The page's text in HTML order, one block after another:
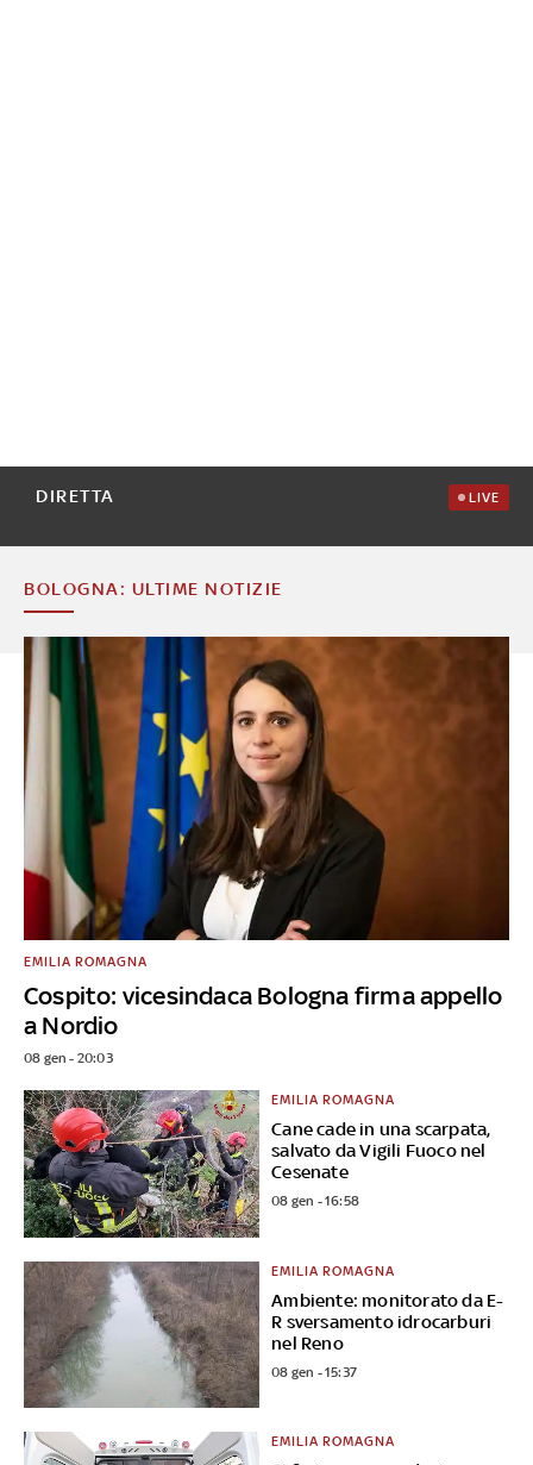
DIRETTA LIVE
BOLOGNA: ULTIME NOTIZIE
Cospito: vicesindaca Bologna firma appello
a Nordio
EMILIA ROMAGNA
08 gen - 20:03
Cane cade in una scarpata,
salvato da Vigili Fuoco nel
Cesenate
EMILIA ROMAGNA
08 gen - 16:58
Ambiente: monitorato da E-
R sversamento idrocarburi
nel Reno
EMILIA ROMAGNA
08 gen - 15:37
EMILIA ROMAGNA